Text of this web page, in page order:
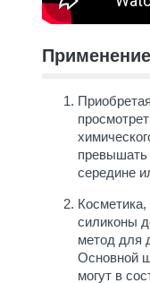
превышать
середине
силиконы
метод для
Основной
могут в